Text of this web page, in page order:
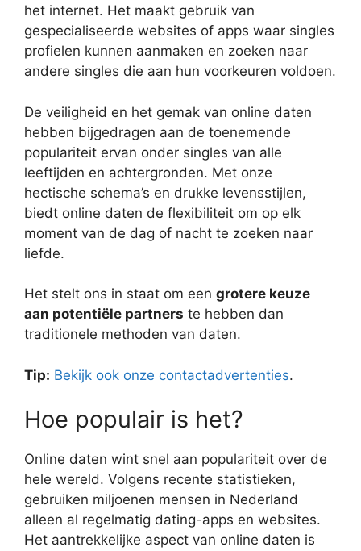
het internet. Het maakt gebruik van
gespecialiseerde websites of apps waar singles
profielen kunnen aanmaken en zoeken naar
andere singles die aan hun voorkeuren voldoen.
De veiligheid en het gemak van online daten
hebben bijgedragen aan de toenemende
populariteit ervan onder singles van alle
leeftijden en achtergronden. Met onze
hectische schema’s en drukke levensstijlen,
biedt online daten de flexibiliteit om op elk
moment van de dag of nacht te zoeken naar
liefde.
Het stelt ons in staat om een grotere keuze
aan potentiële partners te hebben dan
traditionele methoden van daten.
Tip: Bekijk ook onze contactadvertenties.
Hoe populair is het?
Online daten wint snel aan populariteit over de
hele wereld. Volgens recente statistieken,
gebruiken miljoenen mensen in Nederland
alleen al regelmatig dating-apps en websites.
Het aantrekkelijke aspect van online daten is